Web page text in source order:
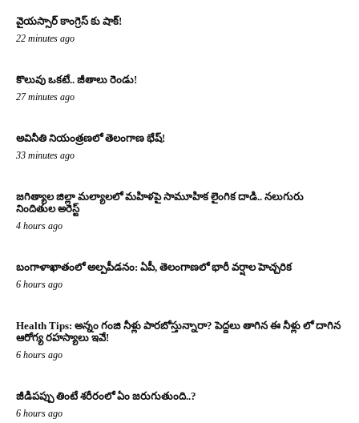
వైయస్సార్ కాంగ్రెస్ కు షాక్!
22 minutes ago
కొలువు ఒకటే.. జీతాలు రెండు!
27 minutes ago
అవినీతి నియంత్రణలో తెలంగాణ భేష్!
33 minutes ago
జగిత్యాల జిల్లా మల్యాలలో మహిళపై సామూహిక లైంగిక దాడి.. నలుగురు
నిందితుల అరెస్ట్
4 hours ago
బంగాళాఖాతంలో అల్పపీడనం: ఏపీ, తెలంగాణలో భారీ వర్షాల హెచ్చరిక
6 hours ago
Health Tips: అన్నం గంజి నీళ్లు పారబోస్తున్నారా? పెద్దలు తాగిన ఈ నీళ్లు లో దాగిన
ఆరోగ్య రహస్యాలు ఇవే!
6 hours ago
జీడిపప్పు తింటే శరీరంలో ఏం జరుగుతుంది..?
6 hours ago